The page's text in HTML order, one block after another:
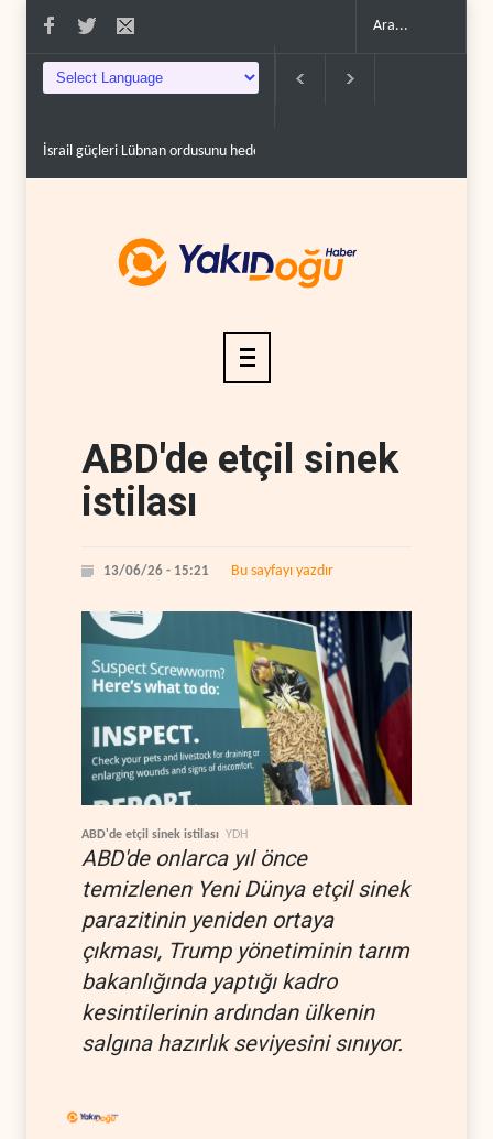
İsrail güçleri Lübnan ordusunu hedef aldı..
ABD'de etçil sinek
istilası
13/06/26 - 15:21 Bu sayfayı yazdır
ABD'de etçil sinek istilası YDH
ABD'de onlarca yıl önce
temizlenen Yeni Dünya etçil sinek
parazitinin yeniden ortaya
çıkması, Trump yönetiminin tarım
bakanlığında yaptığı kadro
kesintilerinin ardından ülkenin
salgına hazırlık seviyesini sınıyor.